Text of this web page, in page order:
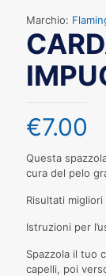
Marchio:
€7.00
Questa
cura del pelo
Risultati
Istruzioni per
Spazzola il tuo
capelli, poi